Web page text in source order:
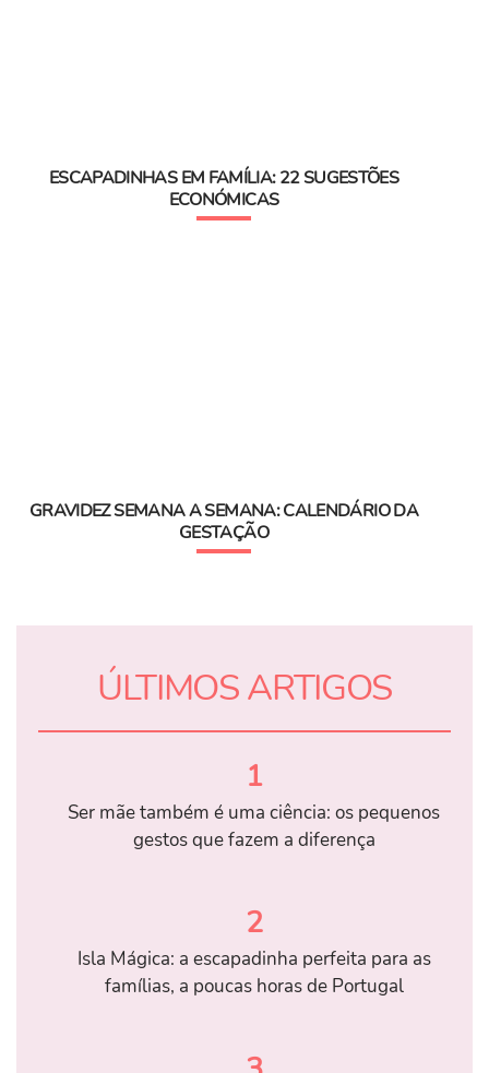
ESCAPADINHAS EM FAMÍLIA: 22 SUGESTÕES
ECONÓMICAS
GRAVIDEZ SEMANA A SEMANA: CALENDÁRIO DA
GESTAÇÃO
ÚLTIMOS ARTIGOS
1
Ser mãe também é uma ciência: os pequenos
gestos que fazem a diferença
2
Isla Mágica: a escapadinha perfeita para as
famílias, a poucas horas de Portugal